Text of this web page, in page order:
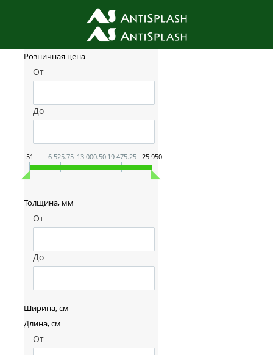
Фильтр товаров
Розничная цена
От
До
51 6 525.75 13 000.50 19 475.25 25 950
Толщина, мм
От
До
Ширина, см
Длина, см
От